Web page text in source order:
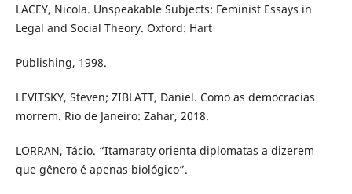
LACEY, Nicola. Unspeakable Subjects: Feminist Essays in
Legal and Social Theory. Oxford: Hart
Publishing, 1998.
LEVITSKY, Steven; ZIBLATT, Daniel. Como as democracias
morrem. Rio de Janeiro: Zahar, 2018.
LORRAN, Tácio. “Itamaraty orienta diplomatas a dizerem
que gênero é apenas biológico”.